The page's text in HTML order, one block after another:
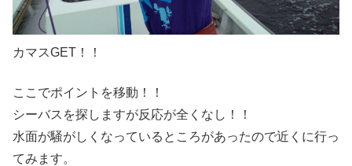
カマスGET！！
ここでポイントを移動！！
シーバスを探しますが反応が全くなし！！
水面が騒がしくなっているところがあったので近くに行っ
てみます。